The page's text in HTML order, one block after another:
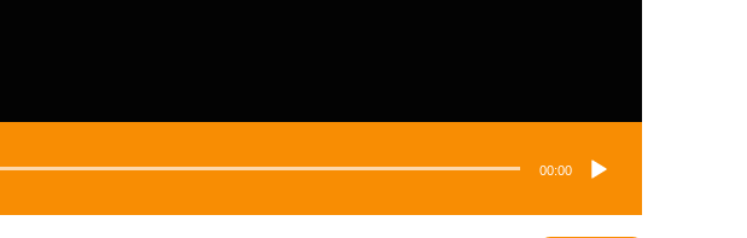
00:00